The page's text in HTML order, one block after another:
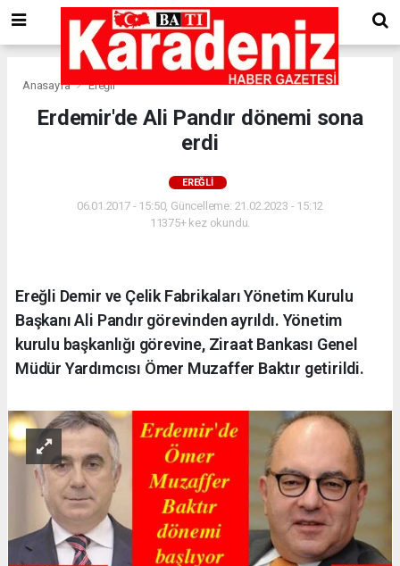
Anasayfa Ereğli
Erdemir'de Ali Pandır dönemi sona
erdi
EREĞLI
06.01.2017 - 15:50, Güncelleme: 21.02.2023 - 15:12
11375+ kez okundu.
Ereğli Demir ve Çelik Fabrikaları Yönetim Kurulu
Başkanı Ali Pandır görevinden ayrıldı. Yönetim
kurulu başkanlığı görevine, Ziraat Bankası Genel
Müdür Yardımcısı Ömer Muzaffer Baktır getirildi.